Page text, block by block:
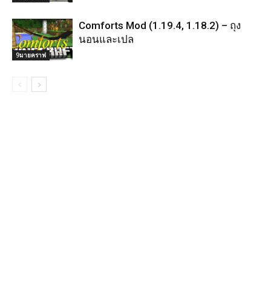
9มายคราฟ
Comforts Mod (1.19.4, 1.18.2) – ถุง
นอนและเปล